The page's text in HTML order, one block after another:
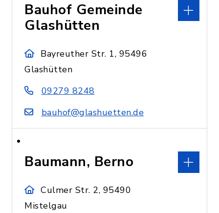
Bauhof Gemeinde
Glashütten
Bayreuther Str. 1, 95496
Glashütten
09279 8248
bauhof@glashuetten.de
Baumann, Berno
Culmer Str. 2, 95490
Mistelgau